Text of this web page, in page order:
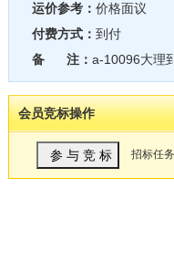
运价参考： 价格面议
付费方式： 到付
备 注： a-10096大理
会员竞标操作
招标任